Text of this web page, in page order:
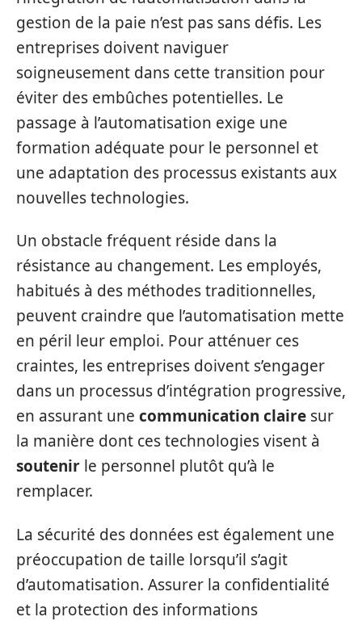
gestion de la paie n’est pas sans défis. Les
entreprises doivent naviguer
soigneusement dans cette transition pour
éviter des embûches potentielles. Le
passage à l’automatisation exige une
formation adéquate pour le personnel et
une adaptation des processus existants aux
nouvelles technologies.
Un obstacle fréquent réside dans la
résistance au changement. Les employés,
habitués à des méthodes traditionnelles,
peuvent craindre que l’automatisation mette
en péril leur emploi. Pour atténuer ces
craintes, les entreprises doivent s’engager
dans un processus d’intégration progressive,
en assurant une communication claire sur
la manière dont ces technologies visent à
soutenir le personnel plutôt qu’à le
remplacer.
La sécurité des données est également une
préoccupation de taille lorsqu’il s’agit
d’automatisation. Assurer la confidentialité
et la protection des informations